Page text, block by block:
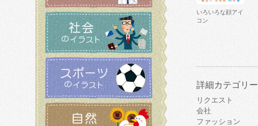
いろいろな顔アイ
コン
詳細カテゴリー
リクエスト
会社
ファッション